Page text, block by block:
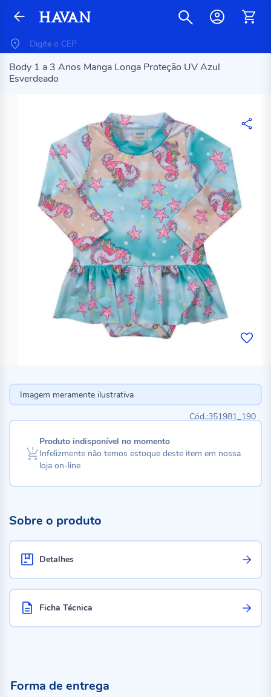
Body 1 a 3 Anos Manga Longa Proteção UV Azul
Esverdeado
Imagem meramente ilustrativa
351981_190
Produto indisponível no momento
Infelizmente não temos estoque deste item em nossa
loja on-line
Sobre o produto
Detalhes
Ficha Técnica
Forma de entrega